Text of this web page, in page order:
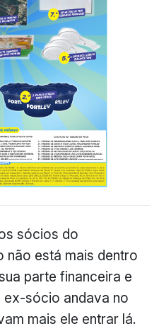
sócios do
não está mais dentro
parte financeira e
ex-sócio andava no
mais ele entrar lá.